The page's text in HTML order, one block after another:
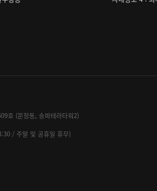
호 (문정동, 송파테라타워2)
/ 주말 및 공휴일 휴무)